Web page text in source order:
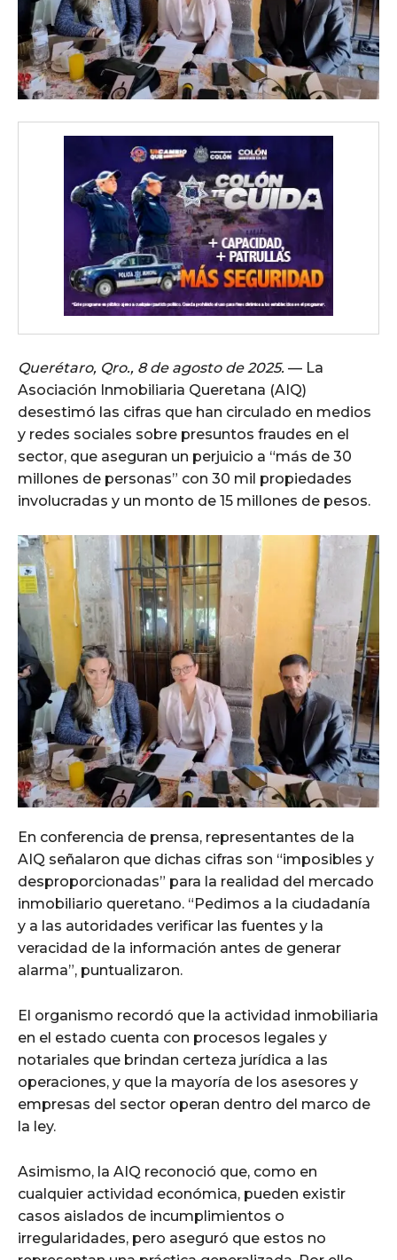
Querétaro, Qro., 8 de agosto de 2025. — La
Asociación Inmobiliaria Queretana (AIQ)
desestimó las cifras que han circulado en medios
y redes sociales sobre presuntos fraudes en el
sector, que aseguran un perjuicio a “más de 30
millones de personas” con 30 mil propiedades
involucradas y un monto de 15 millones de pesos.
En conferencia de prensa, representantes de la
AIQ señalaron que dichas cifras son “imposibles y
desproporcionadas” para la realidad del mercado
inmobiliario queretano. “Pedimos a la ciudadanía
y a las autoridades verificar las fuentes y la
veracidad de la información antes de generar
alarma”, puntualizaron.
El organismo recordó que la actividad inmobiliaria
en el estado cuenta con procesos legales y
notariales que brindan certeza jurídica a las
operaciones, y que la mayoría de los asesores y
empresas del sector operan dentro del marco de
la ley.
Asimismo, la AIQ reconoció que, como en
cualquier actividad económica, pueden existir
casos aislados de incumplimientos o
irregularidades, pero aseguró que estos no